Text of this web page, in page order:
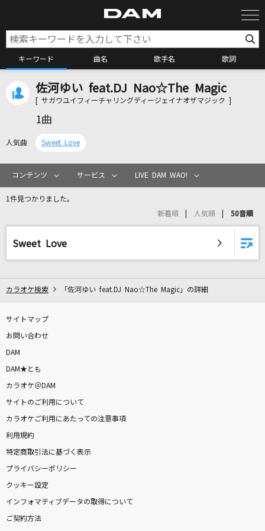
キーワード 曲名 歌手名 歌詞
カラオケ検索
カラオケリクエスト
リアルタイムで歌われている曲の一覧
My Hair is Bad
黒髪海峡
[生音]春泥棒
ヨルシカ
[生音]ray
BUMP OF CHICKEN
佐河ゆい feat.DJ Nao☆The Magic
[ サガワユイフィーチャリングディージェイナオザマジック ]
1曲
人気曲 Sweet Love
コンテンツ サービス LIVE DAM WAO!
1件見つかりました。
新着順 人気順 50音順
Sweet Love
カラオケ検索 「佐河ゆい feat.DJ Nao☆The Magic」の詳細
サイトマップ
お問い合わせ
DAM
DAM★とも
カラオケ＠DAM
サイトのご利用について
カラオケご利用にあたっての注意事項
利用規約
特定商取引法に基づく表示
プライバシーポリシー
クッキー設定
インフォマティブデータの取得について
ご契約方法